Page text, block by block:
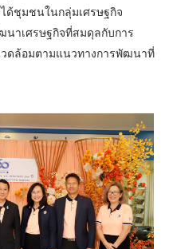
ด้ชุมชนในกลุ่มเศรษฐกิจ
าเศรษฐกิจที่สมดุลกับการ
ดล้อมตามแนวทางการพัฒนาที่